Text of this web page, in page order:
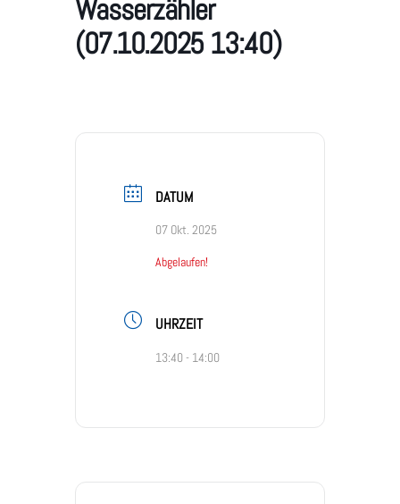
Wasserzähler
(07.10.2025 13:40)
DATUM
07 Okt. 2025
Abgelaufen!
UHRZEIT
13:40 - 14:00